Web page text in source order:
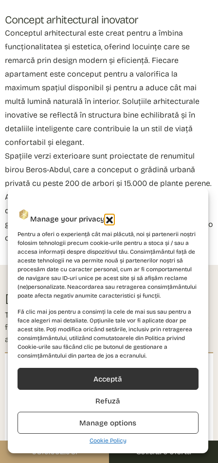
Manage your privacy
Pentru a oferi o experiență cât mai plăcută, noi și partenerii noștri
folosim tehnologii precum cookie-urile pentru a stoca și / sau a
accesa informații despre dispozitivul tău. Consimțământul față de
aceste tehnologii ne va permite nouă și partenerilor noștri să
procesăm date cu caracter personal, cum ar fi comportamentul
de navigare sau ID-uri unice pe acest site și să afișăm reclame
(ne)personalizate. Neacordarea sau retragerea consimțământului
poate afecta negativ anumite caracteristici și funcții.
Fă clic mai jos pentru a consimți la cele de mai sus sau pentru a
face alegeri mai detaliate. Opțiunile tale vor fi aplicate doar pe
acest site. Poți modifica oricând setările, inclusiv prin retragerea
consimțământului, utilizând comutatoarele din Politica privind
Cookie-urile sau făcând clic pe butonul de gestionare a
consimțământului din partea de jos a ecranului.
Acceptă
Refuză
Manage options
Cookie Policy
Concept arhitectural inovator
Conceptul arhitectural este creat pentru a îmbina
funcționalitatea și estetica, oferind locuințe care se
remarcă prin design modern și eficiență. Fiecare
apartament este conceput pentru a valorifica la
maximum spațiul disponibil și pentru a aduce cât mai
multă lumină naturală în interior. Soluțiile arhitecturale
inovative se reflectă în structura bine echilibrată și în
detaliile inteligente care contribuie la un stil de viață
confortabil și elegant.
Spațiile verzi exterioare sunt proiectate de renumitul
birou Beros-Abdul, care a conceput o grădină urbană
privată cu peste 200 de arbori și 15.000 de plante perene.
Această amenajare peisagistică îmbogățește ansamblul
de apartamente noi Drumul Taberei cu un spațiu verde
generos, oferind un loc de relaxare aproape de natură și o
oază de liniște în mijlocul orașului.
CE SPUN PROPRIETARII
Decizii bazate peexperiențe reale.
Testimoniale colectate după predarea cheilor — de la
familii și investitori care au ales PRIMA Astera și proiecte
anterioare PRIMA Development Group.
"
achiziție s-a desfășurat corect, organizat și cu respectarea tuturor
înțelegerilor stabilite. Totul a decurs rapid, organizat și transparent, iar
colaborarea menținută prin intermediul Andrei fost una foarte bună de
la început până la final.
Mă bucur acum de alegerea făcută: complex curat, liniștit, bine
aici s-a construit cu responsabilitate și grijă pentru oameni.
0310.052.061 Solicită o ofertă